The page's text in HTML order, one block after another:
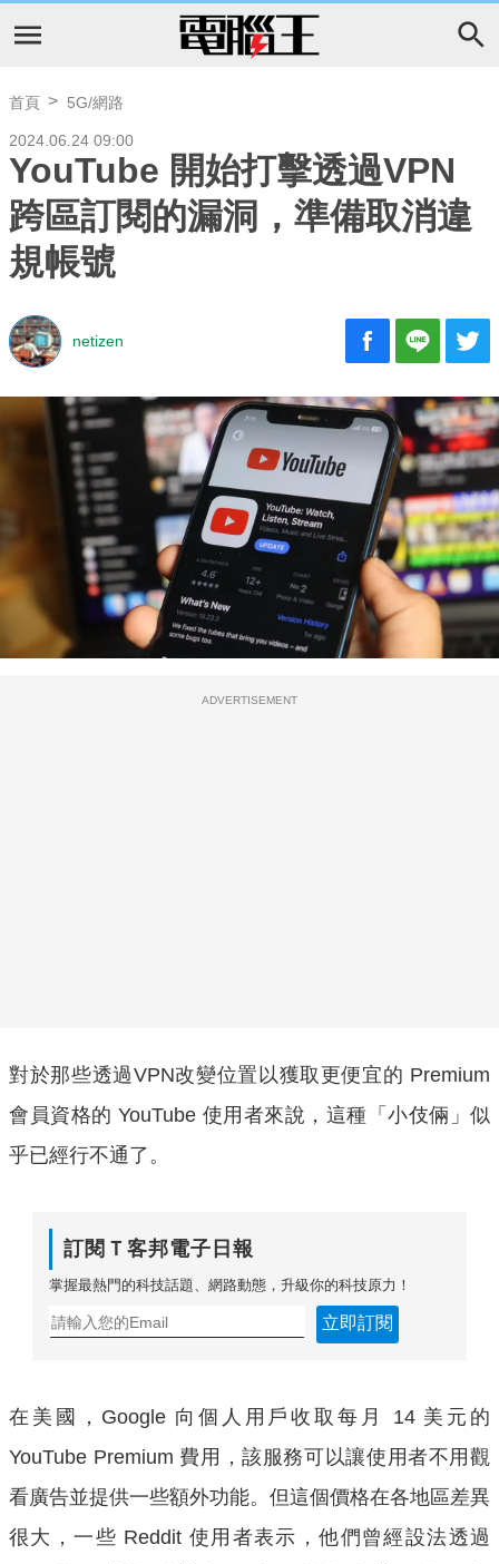
首頁 5G/網路
2024.06.24 09:00
YouTube 開始打擊透過VPN
跨區訂閱的漏洞，準備取消違
規帳號
netizen
ADVERTISEMENT
對於那些透過VPN改變位置以獲取更便宜的 Premium
會員資格的 YouTube 使用者來說，這種「小伎倆」似
乎已經行不通了。
訂閱Ｔ客邦電子日報
掌握最熱門的科技話題、網路動態，升級你的科技原力！
立即訂閱
在美國，Google 向個人用戶收取每月 14 美元的
YouTube Premium 費用，該服務可以讓使用者不用觀
看廣告並提供一些額外功能。但這個價格在各地區差異
很大，一些 Reddit 使用者表示，他們曾經設法透過